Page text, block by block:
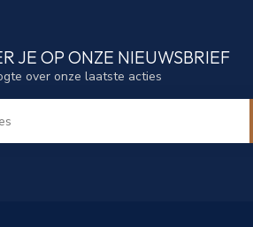
JE OP ONZE NIEUWSBRIEF
over onze laatste acties